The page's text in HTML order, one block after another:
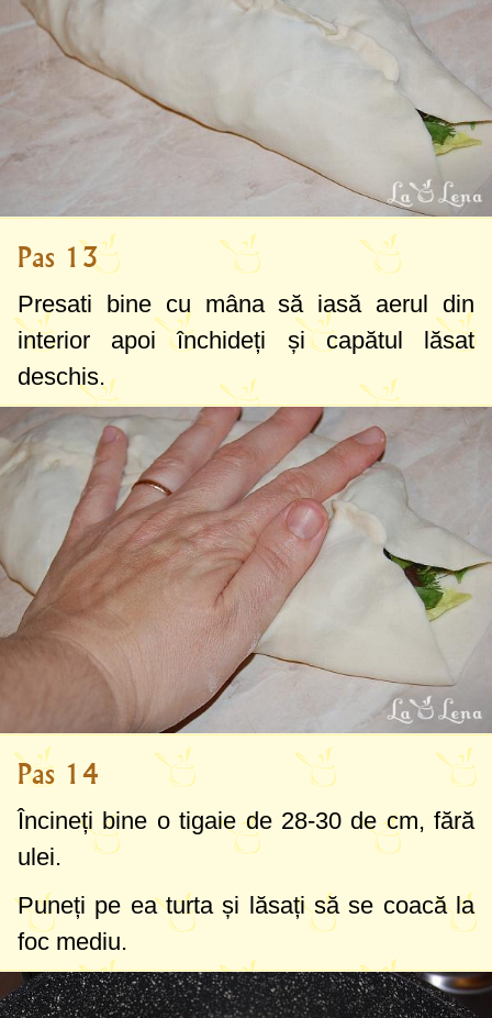
Pas 13
Presati bine cu mâna să iasă aerul din
interior apoi închideți și capătul lăsat
deschis.
Pas 14
Încineți bine o tigaie de 28-30 de cm, fără
ulei.
Puneți pe ea turta și lăsați să se coacă la
foc mediu.